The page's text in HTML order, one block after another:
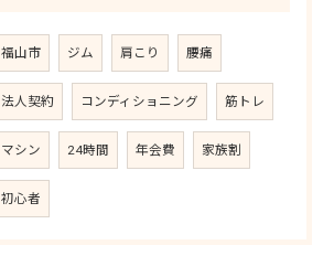
福山市 ジム 肩こり 腰痛
法人契約 コンディショニング 筋トレ
マシン 24時間 年会費 家族割
初心者